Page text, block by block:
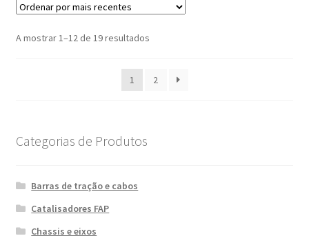
A mostrar 1–12 de 19 resultadosOrdenado
recentes
1 2
Categorias de Produtos
Barras de tração e cabos
Catalisadores FAP
Chassis e eixos